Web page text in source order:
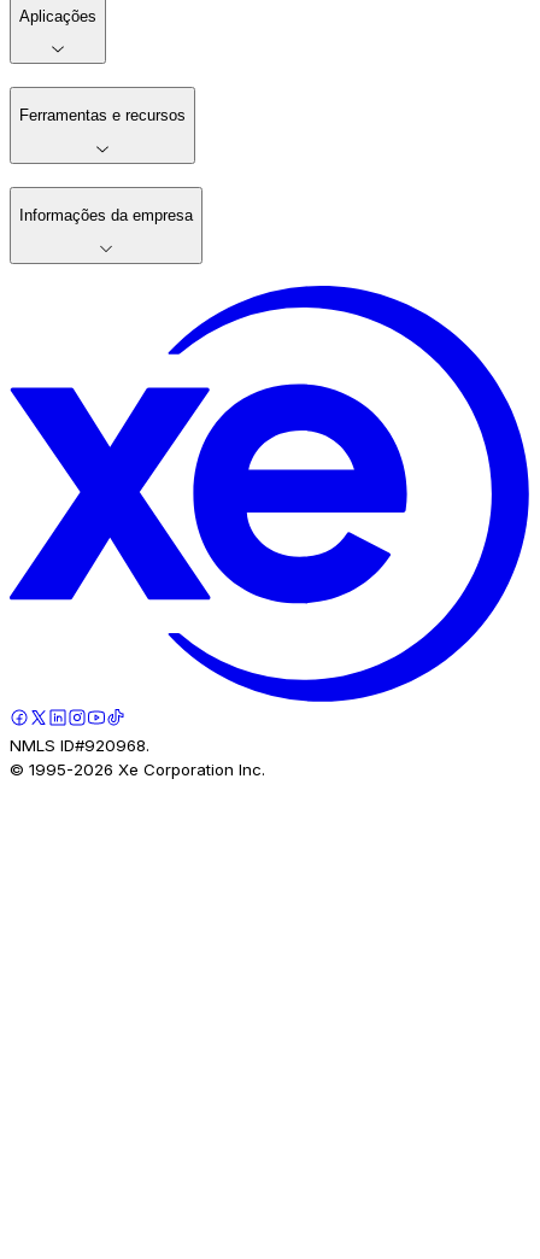
Aplicações
Ferramentas e recursos
Informações da empresa
NMLS ID#920968.
© 1995-2026 Xe Corporation Inc.